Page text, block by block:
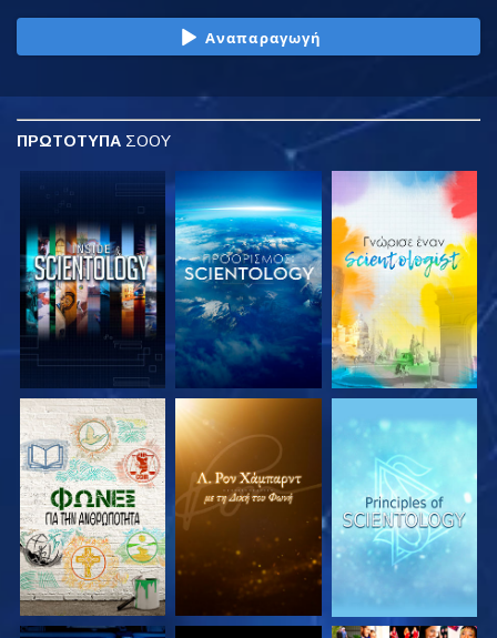
Αναπαραγωγή
ΠΡΩΤΟΤΥΠΑ ΣΟΟΥ
ΕΞΕΡΕΥΝΗΣΤΕ ΤΗ
ΣΕΙΡΑ
ΕΞΕΡΕΥΝΗΣΤΕ ΤΗ
ΣΕΙΡΑ
ΕΞΕΡΕΥΝΗΣΤΕ ΤΗ
ΣΕΙΡΑ